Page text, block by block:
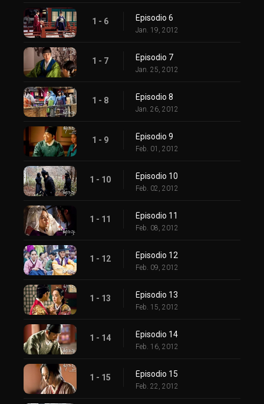
1 - 6 Episodio 6
Jan. 19, 2012
1 - 7 Episodio 7
Jan. 25, 2012
1 - 8 Episodio 8
Jan. 26, 2012
1 - 9 Episodio 9
Feb. 01, 2012
1 - 10 Episodio 10
Feb. 02, 2012
1 - 11 Episodio 11
Feb. 08, 2012
1 - 12 Episodio 12
Feb. 09, 2012
1 - 13 Episodio 13
Feb. 15, 2012
1 - 14 Episodio 14
Feb. 16, 2012
1 - 15 Episodio 15
Feb. 22, 2012